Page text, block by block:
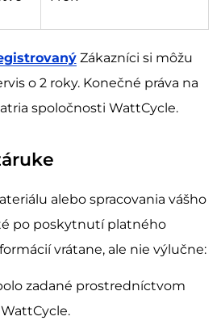
Zákazníci si môžu
o 2 roky. Konečné práva na
spoločnosti WattCycle.
alebo spracovania vášho
po poskytnutí platného
vrátane, ale nie výlučne:
zadané prostredníctvom